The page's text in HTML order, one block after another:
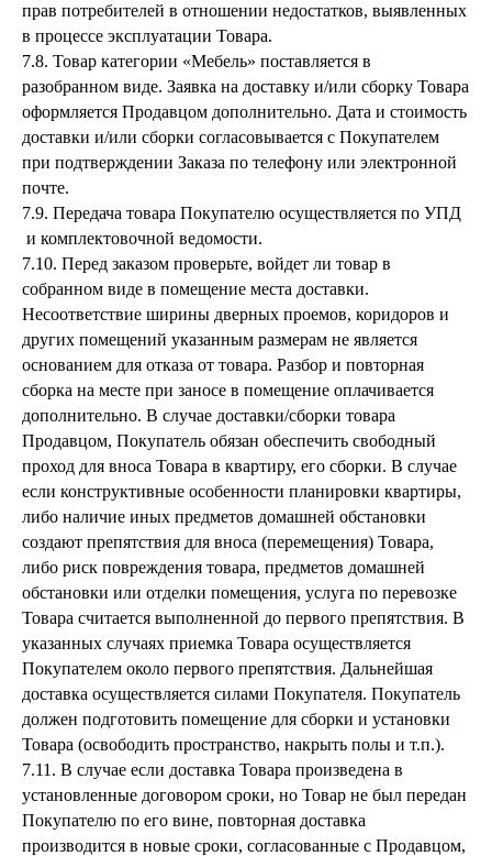
прав потребителей в отношении недостатков, выявленных
в процессе эксплуатации Товара.
7.8. Товар категории «Мебель» поставляется в
разобранном виде. Заявка на доставку и/или сборку Товара
оформляется Продавцом дополнительно. Дата и стоимость
доставки и/или сборки согласовывается с Покупателем
при подтверждении Заказа по телефону или электронной
почте.
7.9. Передача товара Покупателю осуществляется по УПД
и комплектовочной ведомости.
7.10. Перед заказом проверьте, войдет ли товар в
собранном виде в помещение места доставки.
Несоответствие ширины дверных проемов, коридоров и
других помещений указанным размерам не является
основанием для отказа от товара. Разбор и повторная
сборка на месте при заносе в помещение оплачивается
дополнительно. В случае доставки/сборки товара
Продавцом, Покупатель обязан обеспечить свободный
проход для вноса Товара в квартиру, его сборки. В случае
если конструктивные особенности планировки квартиры,
либо наличие иных предметов домашней обстановки
создают препятствия для вноса (перемещения) Товара,
либо риск повреждения товара, предметов домашней
обстановки или отделки помещения, услуга по перевозке
Товара считается выполненной до первого препятствия. В
указанных случаях приемка Товара осуществляется
Покупателем около первого препятствия. Дальнейшая
доставка осуществляется силами Покупателя. Покупатель
должен подготовить помещение для сборки и установки
Товара (освободить пространство, накрыть полы и т.п.).
7.11. В случае если доставка Товара произведена в
установленные договором сроки, но Товар не был передан
Покупателю по его вине, повторная доставка
производится в новые сроки, согласованные с Продавцом,